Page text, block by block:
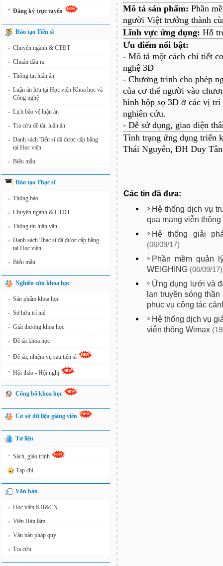
» Đăng ký trực tuyến
Đào tạo Tiến sĩ
» Chuyên ngành & CTĐT
» Chuẩn đầu ra
» Thông tin luận án
» Luận án lưu tại Học viện Khoa học và
Công nghệ
» Lịch bảo vệ luận án
» Tra cứu đề tài, luận án
» Danh sách Tiến sĩ đã được cấp bằng
tại Học viện
» Biểu mẫu
Đào tạo Thạc sĩ
» Thông báo
» Chuyên ngành & CTĐT
» Thông tin luận văn
» Danh sách Thạc sĩ đã được cấp bằng
tại Học viện
» Biểu mẫu
Nghiên cứu khoa học
» Sản phẩm khoa học
» Sở hữu trí tuệ
» Giải thưởng khoa học
» Đề tài khoa học
» Đề tài, nhiệm vụ sau tiến sĩ
» Hội thảo - Hội nghị
Công bố khoa học
Cơ sở dữ liệu giảng viên
Tư liệu
» Sách, giáo trình
Tạp chí
Văn bản
» Học viện KH&CN
» Viện Hàn lâm
» Văn bản pháp quy
» Tra cứu
Mô tả sản phẩm: Phần
người Việt trưởng thành
Lĩnh vực ứng dụng: Hỗ
Ưu điểm nổi bật:
- Mô tả một cách chi tiết
nghệ 3D
- Chương trình cho phép
của cơ thể người vào
hình hộp sọ 3D ở các vị trí
nghiên cứu.
- Dễ sử dụng, giao diện
Tình trạng ứng dụng triển
Thái Nguyên, ĐH Duy
Các tin đã đưa:
Hệ thống dịch vụ
qua mạng viễn thông
Hệ thống giải
(06/09/17)
Phần mềm quản
WEIGHING (06/09/17)
Ứng dụng lưới và
lan truyền sóng
phục vụ công tác
Hệ thống dịch vụ
viễn thông Wimax